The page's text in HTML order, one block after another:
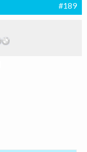
#189